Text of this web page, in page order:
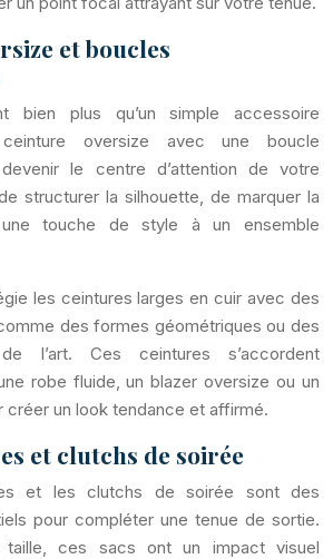
et boucles
bien plus qu’un simple accessoire
oversize avec une boucle
le centre d’attention de votre
structurer la silhouette, de marquer la
touche de style à un ensemble
les ceintures larges en cuir avec des
des formes géométriques ou des
l’art. Ces ceintures s’accordent
robe fluide, un blazer oversize ou un
créer un look tendance et affirmé.
et clutchs de soirée
et les clutchs de soirée sont des
pour compléter une tenue de sortie.
taille, ces sacs ont un impact visuel